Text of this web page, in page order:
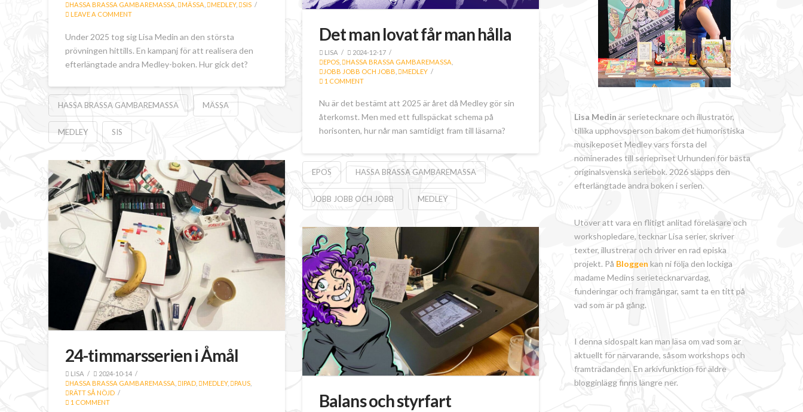
HASSA BRASSA GAMBAREMASSA
MÄSSA MEDLEY,
SIS
LEAVE A COMMENT
Under 2025 tog sig Lisa Medin an den största
prövningen hittills. En kampanj för att realisera den
efterlängtade andra Medley-boken. Hur gick det?
HASSA BRASSA GAMBAREMASSA MÄSSA
MEDLEY SIS
Det man lovat får man hålla
LISA
2024-12-17
EPOS
HASSA BRASSA GAMBAREMASSA
JOBB JOBB OCH JOBB
MEDLEY
1 COMMENT
Nu är det bestämt att 2025 är året då Medley gör sin
återkomst. Men med ett fullspäckat schema på
horisonten, hur når man samtidigt fram till läsarna?
EPOS HASSA BRASSA GAMBAREMASSA
JOBB JOBB OCH JOBB MEDLEY
24-timmarsserien i Åmål
LISA
2024-10-14
HASSA BRASSA GAMBAREMASSA
IPAD MEDLEY, PAUS
RÄTT SÅ NÖJD
1 COMMENT
Balans och styrfart
Lisa Medin är serietecknare och illustratör,
tillika upphovsperson bakom det humoristiska
musikeposet Medley vars första del
nominerades till seriepriset Urhunden för bästa
originalsvenska seriebok. 2026 släpps den
efterlängtade andra boken i serien.
Utöver att vara en flitigt anlitad föreläsare och
workshopledare, tecknar Lisa serier, skriver
texter, illustrerar och driver en rad episka
projekt. På Bloggen kan ni följa den lockiga
madame Medins serietecknarvardag,
funderingar och framgångar, samt ta en titt på
vad som är på gång.
I denna sidospalt kan man läsa om vad som är
aktuellt för närvarande, såsom workshops och
framträdanden. En arkivfunktion för äldre
blogginlägg finns längre ner.